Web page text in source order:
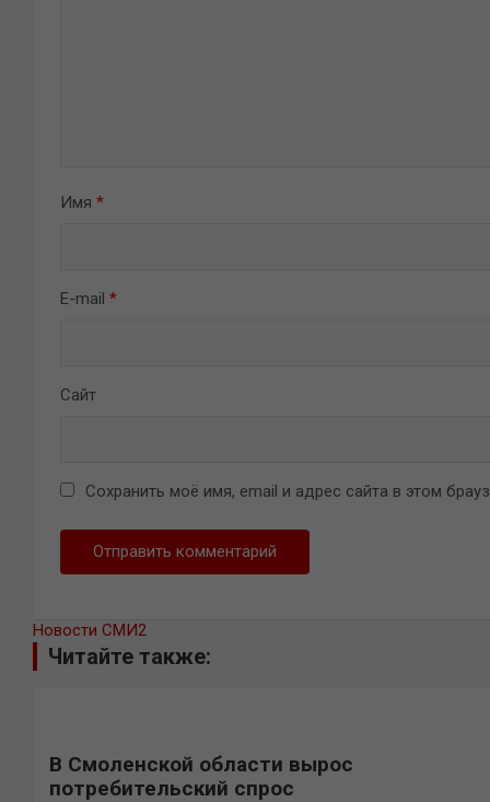
Имя *
E-mail *
Сайт
Сохранить моё имя, email и адрес сайта в этом
Новости СМИ2
Читайте также:
В Смоленской области вырос
потребительский спрос